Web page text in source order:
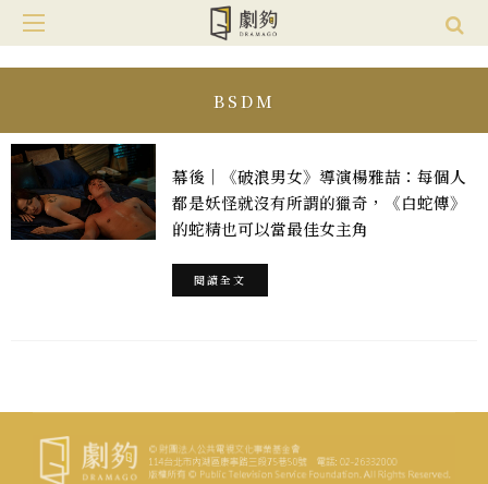
BSDM
幕後｜《破浪男女》導演楊雅喆：每個人
都是妖怪就沒有所謂的獵奇，《白蛇傳》
的蛇精也可以當最佳女主角
閱讀全文